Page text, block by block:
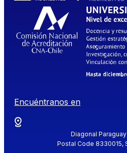
Encuéntranos en
Diagonal
Postal Code 8330015,